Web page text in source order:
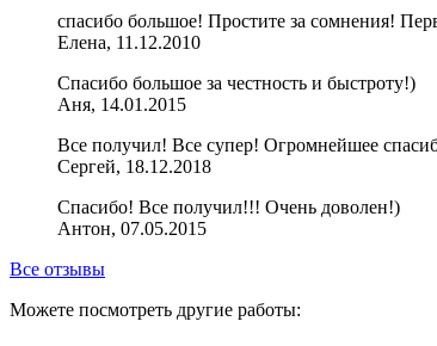
спасибо большое! Простите за сомнения!
Елена, 11.12.2010
Cпасибо большое за честность и быстроту!)
Аня, 14.01.2015
Все получил! Все супер! Огромнейшее
Сергей, 18.12.2018
Спасибо! Все получил!!! Очень доволен!)
Антон, 07.05.2015
Все отзывы
Можете посмотреть другие работы: